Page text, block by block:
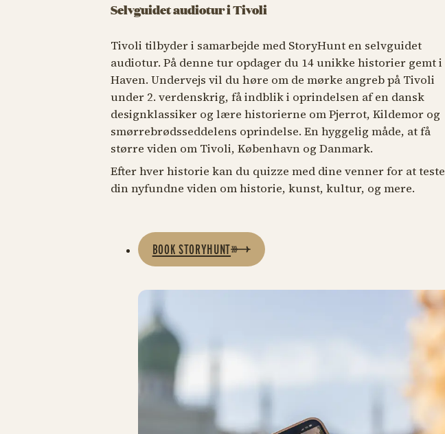
Selvguidet audiotur i Tivoli
Tivoli tilbyder i samarbejde med StoryHunt en selvguidet
audiotur. På denne tur opdager du 14 unikke historier gemt i
Haven. Undervejs vil du høre om de mørke angreb på Tivoli
under 2. verdenskrig, få indblik i oprindelsen af en dansk
designklassiker og lære historierne om Pjerrot, Kildemor og
smørrebrødsseddelens oprindelse. En hyggelig måde, at få
større viden om Tivoli, København og Danmark.
Efter hver historie kan du quizze med dine venner for at teste
din nyfundne viden om historie, kunst, kultur, og mere.
BOOK STORYHUNT